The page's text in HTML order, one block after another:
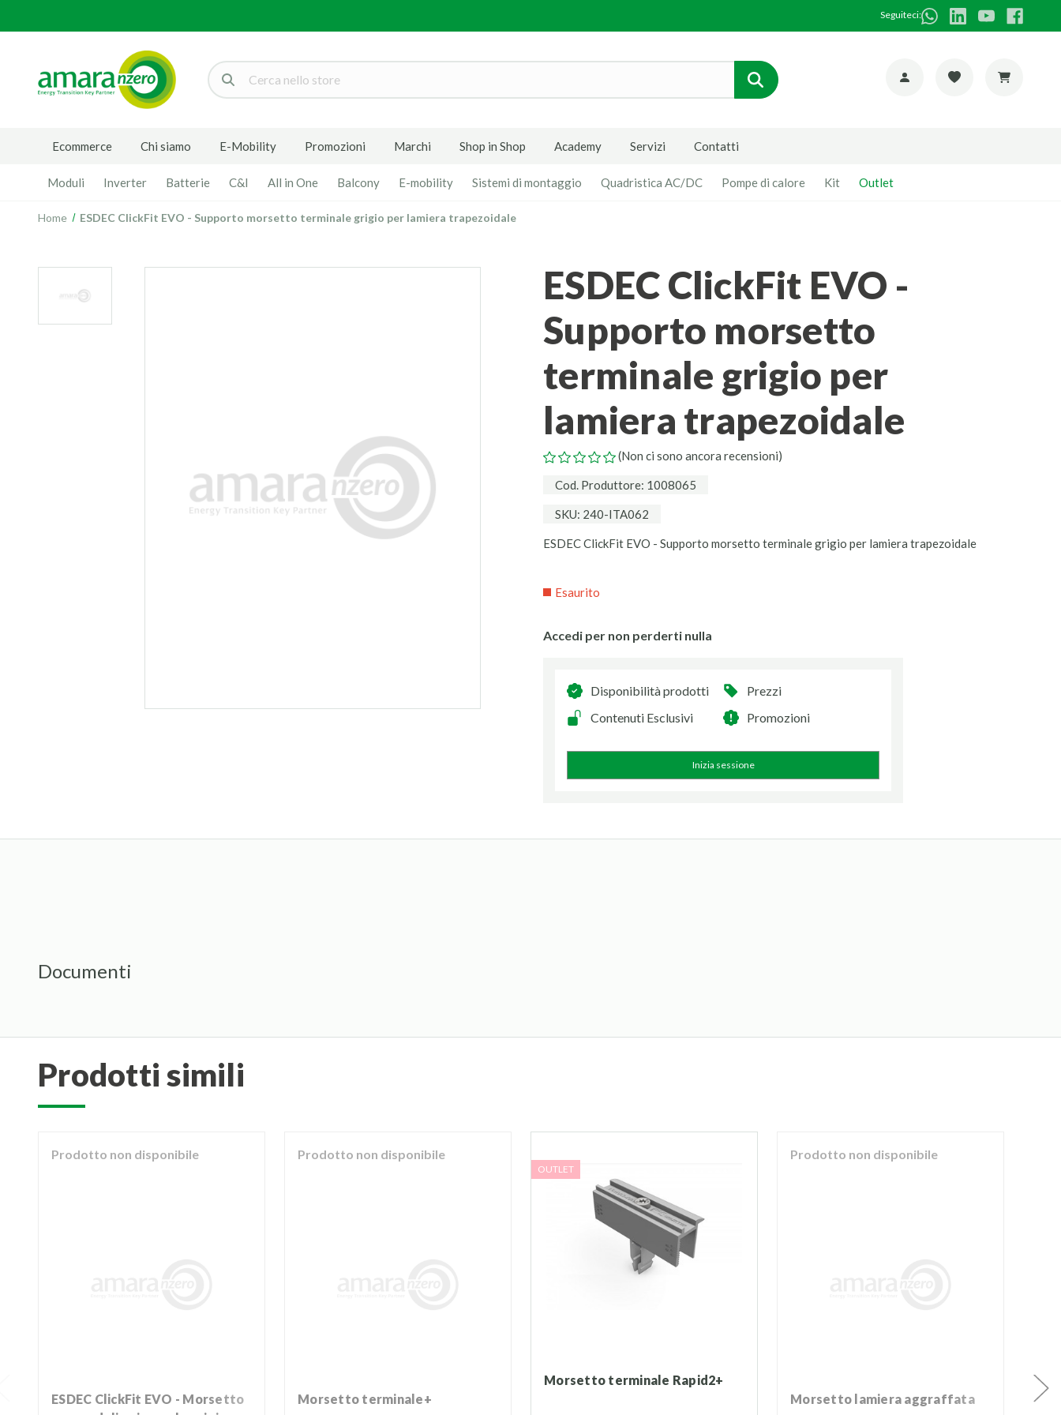
Seguiteci:
Cerca
Ecommerce Chi siamo E-Mobility Promozioni Marchi Shop in Shop Academy Servizi Contatti
Moduli Inverter Batterie C&I All in One Balcony E-mobility Sistemi di montaggio Quadristica AC/DC Pompe di calore Kit Outlet
Home ESDEC ClickFit EVO - Supporto morsetto terminale grigio per lamiera trapezoidale
ESDEC ClickFit EVO -
Supporto morsetto
terminale grigio per
lamiera trapezoidale
(Non ci sono ancora recensioni)
Cod. Produttore: 1008065
SKU: 240-ITA062
ESDEC ClickFit EVO - Supporto morsetto terminale grigio per lamiera trapezoidale
Esaurito
Accedi per non perderti nulla
Disponibilità prodotti
Prezzi
Contenuti Esclusivi
Promozioni
Inizia sessione
Documenti
prodotti simili
Prodotto non disponibile
ESDEC ClickFit EVO - Morsetto
Prodotto non disponibile
Morsetto terminale+
OUTLET
Morsetto terminale Rapid2+
Prodotto non disponibile
Morsetto lamiera aggraffata